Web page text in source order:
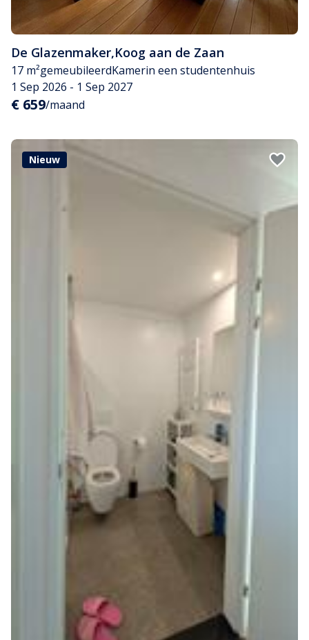
De Glazenmaker,Koog aan de Zaan
17 m²gemeubileerdKamerin een studentenhuis
1 Sep 2026 - 1 Sep 2027
€ 659/maand
Nieuw